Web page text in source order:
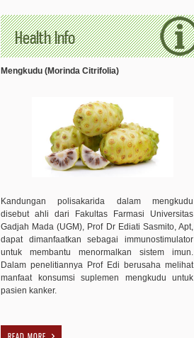
Health Info
Mengkudu (Morinda Citrifolia)
Kandungan polisakarida dalam mengkudu
disebut ahli dari Fakultas Farmasi Universitas
Gadjah Mada (UGM), Prof Dr Ediati Sasmito, Apt,
dapat dimanfaatkan sebagai immunostimulator
untuk membantu menormalkan sistem imun.
Dalam penelitiannya Prof Edi berusaha melihat
manfaat konsumsi suplemen mengkudu untuk
pasien kanker.